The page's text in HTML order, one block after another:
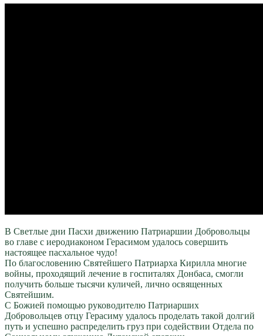
В Светлые дни Пасхи движению Патриаршии Добровольцы
во главе с иеродиаконом Герасимом удалось совершить
настоящее пасхальное чудо!
По благословению Святейшего Патриарха Кирилла многие
войны, проходящий лечение в госпиталях Донбаса, смогли
получить больше тысячи куличей, лично освященных
Святейшим.
С Божией помощью руководителю Патриарших
Добровольцев отцу Герасиму удалось проделать такой долгий
путь и успешно распределить груз при содействии Отдела по